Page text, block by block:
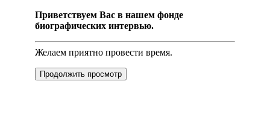
Приветствуем Вас в нашем фонде
биографических интервью.
Желаем приятно провести время.
Продолжить просмотр